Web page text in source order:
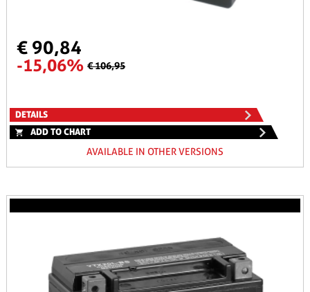
€ 90,84
-15,06% € 106,95
DETAILS
ADD TO CHART
AVAILABLE IN OTHER VERSIONS